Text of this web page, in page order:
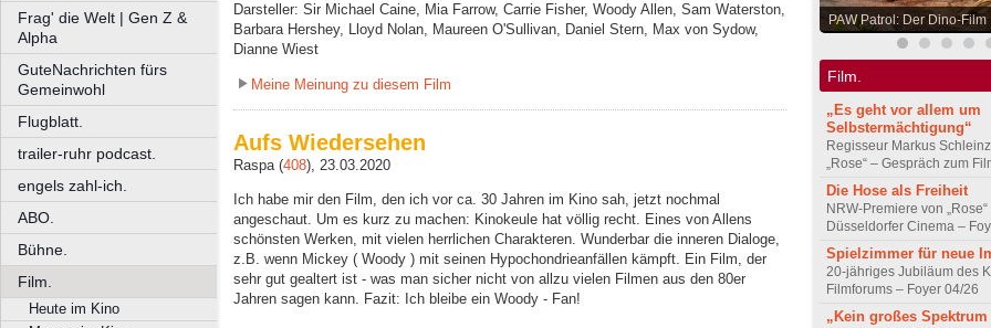
Frag' die Welt | Gen Z &
Alpha
GuteNachrichten fürs
Gemeinwohl
Flugblatt.
trailer-ruhr podcast.
engels zahl-ich.
ABO.
Bühne.
Film.
Heute im Kino
Darsteller: Sir Michael Caine, Mia Farrow, Carrie Fisher, Woody Allen, Sam Waterston,
Barbara Hershey, Lloyd Nolan, Maureen O'Sullivan, Daniel Stern, Max von Sydow,
Dianne Wiest
Meine Meinung zu diesem Film
Aufs Wiedersehen
Raspa (408), 23.03.2020
Ich habe mir den Film, den ich vor ca. 30 Jahren im Kino sah, jetzt nochmal
angeschaut. Um es kurz zu machen: Kinokeule hat völlig recht. Eines von Allens
schönsten Werken, mit vielen herrlichen Charakteren. Wunderbar die inneren Dialoge,
z.B. wenn Mickey ( Woody ) mit seinen Hypochondrieanfällen kämpft. Ein Film, der
sehr gut gealtert ist - was man sicher nicht von allzu vielen Filmen aus den 80er
Jahren sagen kann. Fazit: Ich bleibe ein Woody - Fan!
PAW Patrol: Der Dino-Film
Film.
„Es geht vor allem um
Selbstermächtigung“
Regisseur Markus
„Rose“ – Gespräch zum
Die Hose als Freiheit
NRW-Premiere von „Rose“
Düsseldorfer Cinema –
Spielzimmer für neue
20-jähriges Jubiläum des
Filmforums – Foyer 04/26
„Kein großes Spektrum